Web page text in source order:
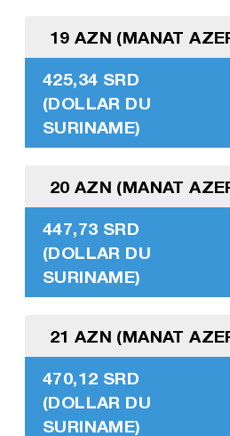
19 AZN (MANAT
425,34 SRD
(DOLLAR DU
SURINAME)
20 AZN (MANAT
447,73 SRD
(DOLLAR DU
SURINAME)
21 AZN (MANAT
470,12 SRD
(DOLLAR DU
SURINAME)